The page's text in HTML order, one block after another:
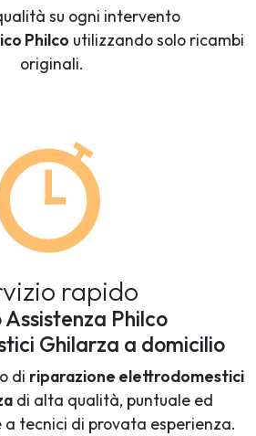
su ogni intervento
Philco utilizzando solo ricambi
originali.
rapido
Philco
Ghilarza a domicilio
di riparazione elettrodomestici
di alta qualità, puntuale ed
a tecnici di provata esperienza.